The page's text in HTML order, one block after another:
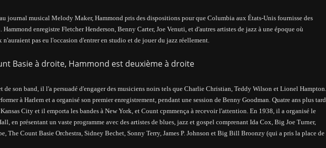
journal musical Melody Maker, Hammond pris des dispositions pour que Columbia aux États-Unis fournisse des
enregistre Fletcher Henderson, Benny Carter, Joe Venuti, et d'autres artistes de jazz à une époque où
pas eu l'occasion d'entrer en studio et de jouer du jazz réellement.
son band, il l'a persuadé d'engager des musiciens noirs tels que Charlie Christian, Teddy Wilson et Lionel Hampton.
à Harlem et a organisé son premier enregistrement, pendant une session de Benny Goodman. Quatre ans plus tard,
City et il emporta les bandes à New York, et Count cpmmença à recevoir l'attention. En 1938, il a organisé le
en présentant un vaste programme avec desartistes de blues, jazz et gospel comprenant Ida Cox, Big Joe Turner,
The Count Basie Orchestra, Sidney Bechet, Sonny Terry, James P. Johnson et Big Bill Broonzy (qui a pris la place de